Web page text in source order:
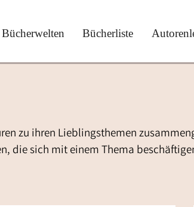
Bücherwelten Bücherliste
zu ihren Lieblingsthemen
die sich mit einem Thema